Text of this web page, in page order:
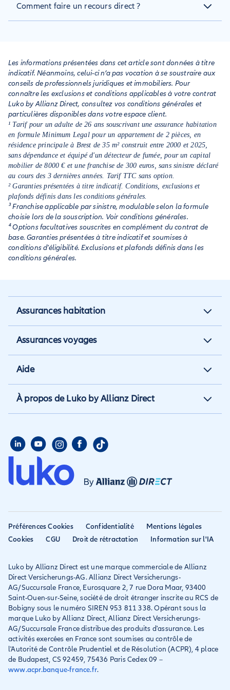
dommage couvert par l’assurance concernée : accident de la
route, sinistre dans une maison…
particulier, d’une entreprise ou d’une administration. Il peut
Comment faire un recours direct ?
souvent cinq jours ouvrés quelle que soit la nature du
sinistre.
Les informations présentées dans cet article sont données à titre
indicatif. Néanmoins, celui-ci n’a pas vocation à se soustraire aux
conseils de professionnels juridiques et immobiliers. Pour
connaître les exclusions et conditions applicables à votre contrat
Luko by Allianz Direct, consultez vos conditions générales et
particulières disponibles dans votre espace client.
¹ Tarif pour un adulte de 26 ans souscrivant une assurance habitation
en formule Minimum Legal pour un appartement de 2 pièces, en
résidence principale à Brest de 35 m² construit entre 2000 et 2025,
sans dépendance et équipé d'un détecteur de fumée, pour un capital
mobilier de 8000 € et une franchise de 300 euros, sans sinistre déclaré
au cours des 3 dernières années. Tarif TTC sans option.
² Garanties présentées à titre indicatif. Conditions, exclusions et
plafonds définis dans les conditions générales.
³ Franchise applicable par sinistre, modulable selon la formule
choisie lors de la souscription. Voir conditions générales.
⁴ Options facultatives souscrites en complément du contrat de
base. Garanties présentées à titre indicatif et soumises à
conditions d'éligibilité. Exclusions et plafonds définis dans les
conditions générales.
Assurances habitation
Assurance habitation
Assurance locataire
Assurance propriétaire non
occupant
Assurance colocataire
Assurances voyages
Assurance vacances
Assurance annulation
Assurance annuelle
Assurance étudiant
Assurance PVT
Assurance rapatriement
Aide
Aide et contact
Aide habitation
Mon compte
Déclarer un sinistre
habitation
Résilier ancien assureur
À propos de Luko by Allianz Direct
Presse
Avis
Allianz travel devient
Eurofil rejoint Allianz
Conditions générales et
IPID
Préférences Cookies Confidentialité
Mentions légales
Cookies
CGU Droit de rétractation Information sur l'IA
Luko by Allianz Direct est une marque commerciale de Allianz
Direct Versicherungs-AG. Allianz Direct Versicherungs-
AG/Succursale France, Eurosquare 2, 7 rue Dora Maar, 93400
Saint-Ouen-sur-Seine, société de droit étranger inscrite au RCS de
Bobigny sous le numéro SIREN 953 811 338. Opérant sous la
marque Luko by Allianz Direct, Allianz Direct Versicherungs-
AG/Succursale France distribue des produits d'assurance. Les
activités exercées en France sont soumises au contrôle de
l'Autorité de Contrôle Prudentiel et de Résolution (ACPR), 4 place
de Budapest, CS 92459, 75436 Paris Cedex 09 –
www.acpr.banque-france.fr.